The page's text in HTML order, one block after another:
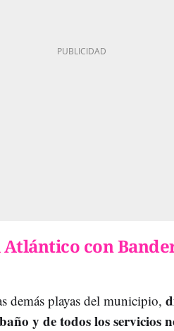
con
demás playas del municipio,
y de todos los servicios